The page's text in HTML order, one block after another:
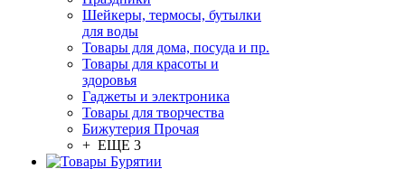
Шейкеры, термосы, бутылки
для воды
Товары для дома, посуда и пр.
Товары для красоты и
здоровья
Гаджеты и электроника
Товары для творчества
Бижутерия Прочая
+ ЕЩЕ 3